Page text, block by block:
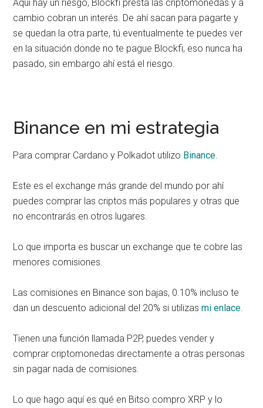
Aquí hay un riesgo, Blockfi presta las criptomonedas y a
cambio cobran un interés. De ahí sacan para pagarte y
se quedan la otra parte, tú eventualmente te puedes ver
en la situación donde no te pague Blockfi, eso nunca ha
pasado, sin embargo ahí está el riesgo.
Binance en mi estrategia
Para comprar Cardano y Polkadot utilizo Binance
Este es el exchange más grande del mundo por ahí
puedes comprar las criptos más populares y otras que
no encontrarás en otros lugares.
Lo que importa es buscar un exchange que te cobre las
menores comisiones.
Las comisiones en Binance son bajas, 0.10% incluso te
dan un descuento adicional del 20% si utilizasmi enlace
Tienen una función llamada P2P, puedes vender y
comprar criptomonedas directamente a otras personas
sin pagar nada de comisiones.
Lo que hago aquí es qué en Bitso compro XRP y lo